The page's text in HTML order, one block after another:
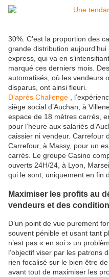
30%. C’est la proportion des
grande distribution
express, qui va en
marqué ces derniers mois.
automatisés, où les vendeurs
disparus, ont ainsi fleuri.
D’après Challenge ,
siège social d’Auchan, à
espace de 18 mètres carrés,
pour l’heure aux salariés
caissier ni vendeur. Carrefour
Carrefour, à Massy, pour un
carrés. Le groupe Casino
ouverts 24H/24, à Lyon,
qui le sont, uniquement en fin
Maximiser les profits au
vendeurs et des
D’un point de vue purement
souvent pénible et usant tant
n’est pas « en soi » un
l’objectif viser par les patrons
rien focalisé sur le bien être
avant tout de maximiser les